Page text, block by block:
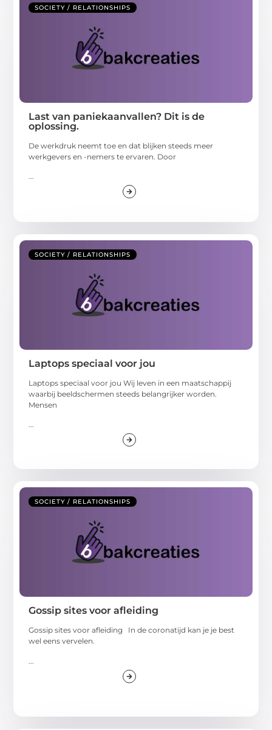
SOCIETY / RELATIONSHIPS
Last van paniekaanvallen? Dit is de
oplossing.
De werkdruk neemt toe en dat blijken steeds meer
werkgevers en -nemers te ervaren. Door
...
SOCIETY / RELATIONSHIPS
Laptops speciaal voor jou
Laptops speciaal voor jou Wij leven in een maatschappij
waarbij beeldschermen steeds belangrijker worden.
Mensen
...
SOCIETY / RELATIONSHIPS
Gossip sites voor afleiding
Gossip sites voor afleiding In de coronatijd kan je je best
wel eens vervelen.